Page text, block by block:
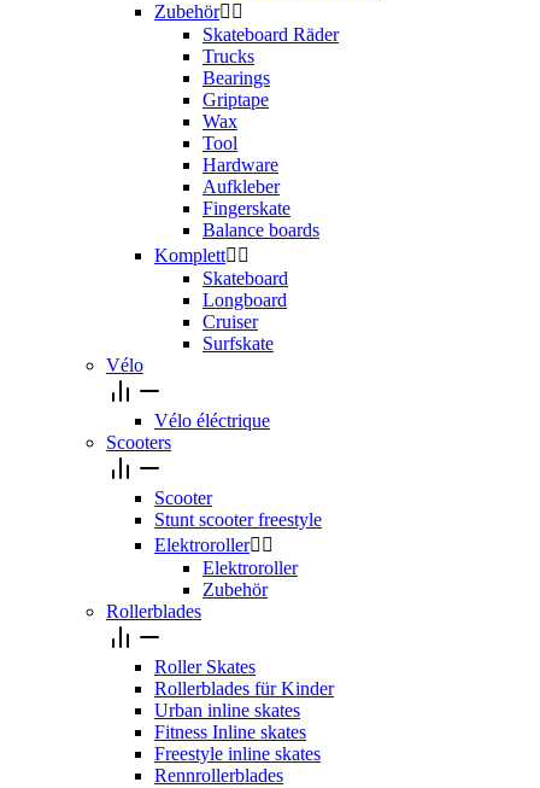
Zubehör 
Skateboard Räder
Trucks
Bearings
Griptape
Wax
Tool
Hardware
Aufkleber
Fingerskate
Balance boards
Komplett 
Skateboard
Longboard
Cruiser
Surfskate
Vélo
Vélo éléctrique
Scooters
Scooter
Stunt scooter freestyle
Elektroroller 
Elektroroller
Zubehör
Rollerblades
Roller Skates
Rollerblades für Kinder
Urban inline skates
Fitness Inline skates
Freestyle inline skates
Rennrollerblades